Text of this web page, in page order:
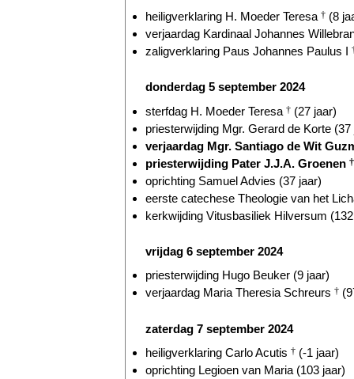
heiligverklaring H. Moeder Teresa † (8
verjaardag Kardinaal Johannes
zaligverklaring Paus Johannes Paulus I
donderdag 5 september 2024
sterfdag H. Moeder Teresa † (27 jaar)
priesterwijding Mgr. Gerard de Korte (37
verjaardag Mgr. Santiago de Wit
priesterwijding Pater J.J.A. Groenen †
oprichting Samuel Advies (37 jaar)
eerste catechese Theologie van het
kerkwijding Vitusbasiliek Hilversum
vrijdag 6 september 2024
priesterwijding Hugo Beuker (9 jaar)
verjaardag Maria Theresia Schreurs †
zaterdag 7 september 2024
heiligverklaring Carlo Acutis † (-1 jaar)
oprichting Legioen van Maria (103 jaar)